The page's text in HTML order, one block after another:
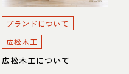
ブランドについて
広松木工
広松木工について